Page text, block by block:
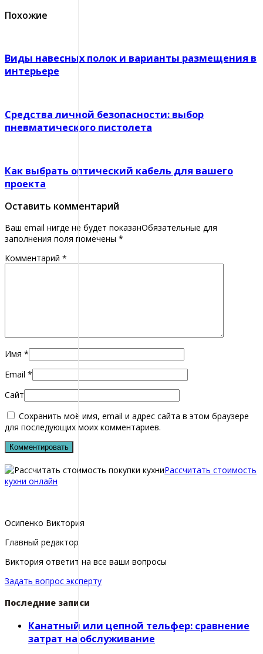
Похожие
Виды навесных полок и варианты размещения в
интерьере
Средства личной безопасности: выбор
пневматического пистолета
Как выбрать оптический кабель для вашего
проекта
Оставить комментарий
Ваш email нигде не будет показанОбязательные для
заполнения поля помечены *
Комментарий *
Имя *
Email *
Сайт
Сохранить моё имя, email и адрес сайта в этом браузере
для последующих моих комментариев.
Рассчитать стоимость
кухни онлайн
Осипенко Виктория
Главный редактор
Виктория ответит на все ваши вопросы
Задать вопрос эксперту
Последние записи
Канатный или цепной тельфер: сравнение
затрат на обслуживание